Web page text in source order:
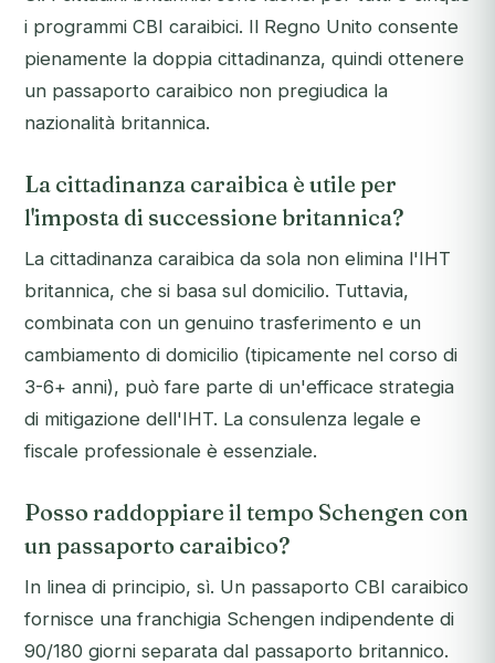
i programmi CBI caraibici. Il Regno Unito consente
pienamente la doppia cittadinanza, quindi ottenere
un passaporto caraibico non pregiudica la
nazionalità britannica.
La cittadinanza caraibica è utile per
l'imposta di successione britannica?
La cittadinanza caraibica da sola non elimina l'IHT
britannica, che si basa sul domicilio. Tuttavia,
combinata con un genuino trasferimento e un
cambiamento di domicilio (tipicamente nel corso di
3-6+ anni), può fare parte di un'efficace strategia
di mitigazione dell'IHT. La consulenza legale e
fiscale professionale è essenziale.
Posso raddoppiare il tempo Schengen con
un passaporto caraibico?
In linea di principio, sì. Un passaporto CBI caraibico
fornisce una franchigia Schengen indipendente di
90/180 giorni separata dal passaporto britannico.